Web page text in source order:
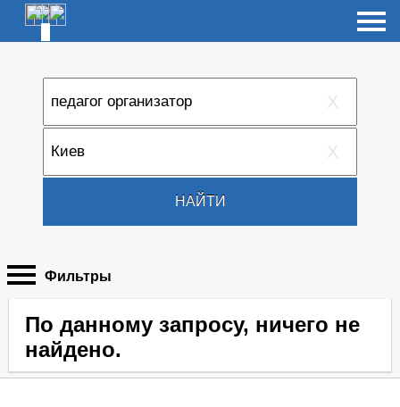
X
X
НАЙТИ
Фильтры
По данному запросу, ничего не
найдено.